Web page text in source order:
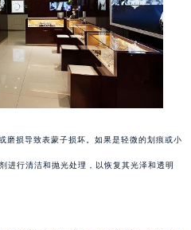
磨损导致表蒙子损坏。如果是轻微的划痕或小
进行清洁和抛光处理，以恢复其光泽和透明